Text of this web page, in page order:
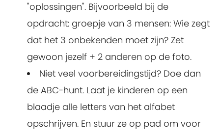
"oplossingen". Bijvoorbeeld bij de
opdracht: groepje van 3 mensen: Wie zegt
dat het 3 onbekenden moet zijn? Zet
gewoon jezelf + 2 anderen op de foto.
Niet veel voorbereidingstijd? Doe dan
de ABC-hunt. Laat je kinderen op een
blaadje alle letters van het alfabet
opschrijven. En stuur ze op pad om voor